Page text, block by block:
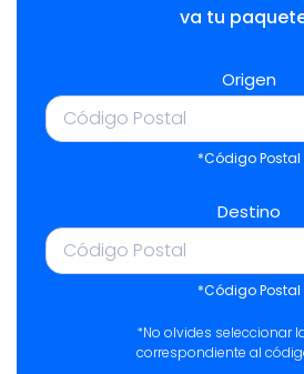
va tu
Origen
*Código Postal
Destino
*Código Postal
*No olvides seleccionar
correspondiente al